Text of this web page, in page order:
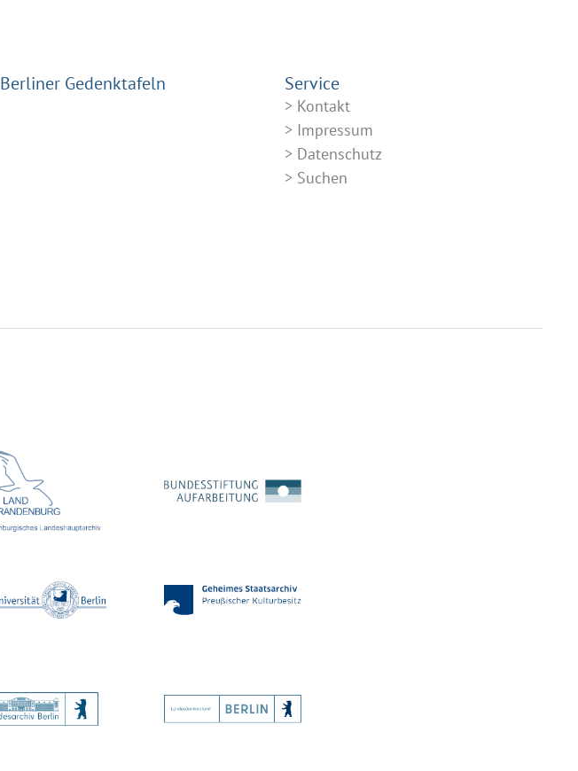
Berliner Gedenktafeln Service
Kontakt
Impressum
Datenschutz
Suchen